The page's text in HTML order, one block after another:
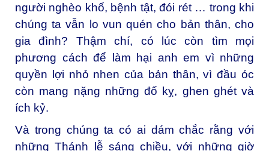
người nghèo khổ, bệnh tật, đói rét … trong khi
chúng ta vẫn lo vun quén cho bản thân, cho
gia đình? Thậm chí, có lúc còn tìm mọi
phương cách để làm hại anh em vì những
quyền lợi nhỏ nhen của bản thân, vì đầu óc
còn mang nặng những đố kỵ, ghen ghét và
ích kỷ.
Và trong chúng ta có ai dám chắc rằng với
những Thánh lễ sáng chiều, với những giờ